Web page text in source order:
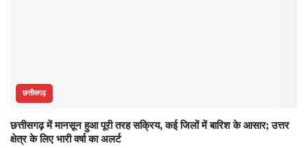
छत्तीसगढ़
छत्तीसगढ़ में मानसून हुआ पूरी तरह सक्रिय, कई जिलों में बारिश के आसार; उत्तर
क्षेत्र के लिए भारी वर्षा का अलर्ट